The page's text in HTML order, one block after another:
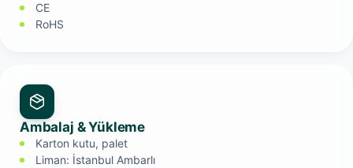
CE
RoHS
Ambalaj & Yükleme
Karton kutu, palet
Liman: İstanbul Ambarlı